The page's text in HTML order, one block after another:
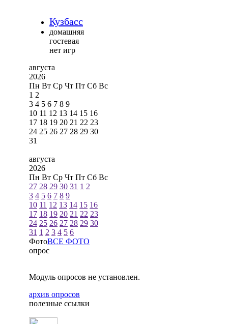
Кузбасс
домашняя
гостевая
нет игр
августа
2026
Пн Вт Ср Чт Пт Сб Вс
1 2
3 4 5 6 7 8 9
10 11 12 13 14 15 16
17 18 19 20 21 22 23
24 25 26 27 28 29 30
31
августа
2026
Пн Вт Ср Чт Пт Сб Вс
27 28 29 30 31 1 2
3 4 5 6 7 8 9
10 11 12 13 14 15 16
17 18 19 20 21 22 23
24 25 26 27 28 29 30
31 1 2 3 4 5 6
ФотоВСЕ ФОТО
опрос
Модуль опросов не установлен.
архив опросов
полезные ссылки